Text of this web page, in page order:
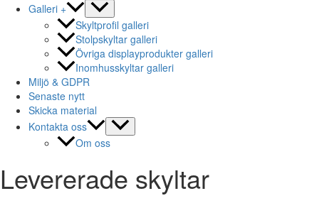
Galleri +
Skyltprofil galleri
Stolpskyltar galleri
Övriga displayprodukter galleri
Inomhusskyltar galleri
Miljö & GDPR
Senaste nytt
Skicka material
Kontakta oss
Om oss
Levererade skyltar